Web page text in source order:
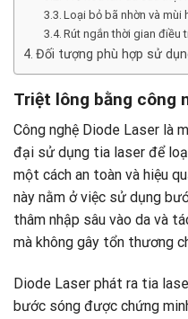
Loại bỏ bã nhờn và mùi
Rút ngắn thời gian điều
Đối tượng phù hợp sử
Triệt lông bằng công
Công nghệ Diode Laser là
đại sử dụng tia laser để
một cách an toàn và hiệu
này nằm ở việc sử dụng
thâm nhập sâu vào da và
mà không gây tổn thương
Diode Laser phát ra tia
bước sóng được chứng